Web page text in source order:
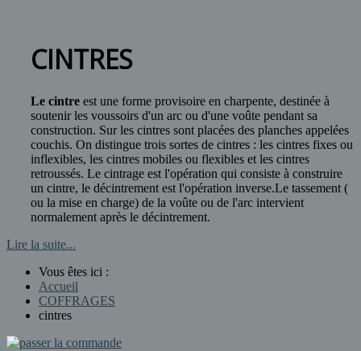
CINTRES
Le cintre est une forme provisoire en charpente, destinée à
soutenir les voussoirs d'un arc ou d'une voûte pendant sa
construction. Sur les cintres sont placées des planches appelées
couchis. On distingue trois sortes de cintres : les cintres fixes ou
inflexibles, les cintres mobiles ou flexibles et les cintres
retroussés. Le cintrage est l'opération qui consiste à construire
un cintre, le décintrement est l'opération inverse.Le tassement (
ou la mise en charge) de la voûte ou de l'arc intervient
normalement après le décintrement.
Lire la suite...
Vous êtes ici :
Accueil
COFFRAGES
cintres